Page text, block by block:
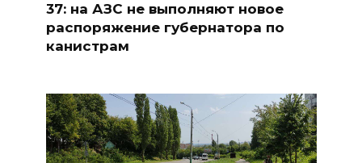
37: на АЗС не выполняют новое
распоряжение губернатора по
канистрам